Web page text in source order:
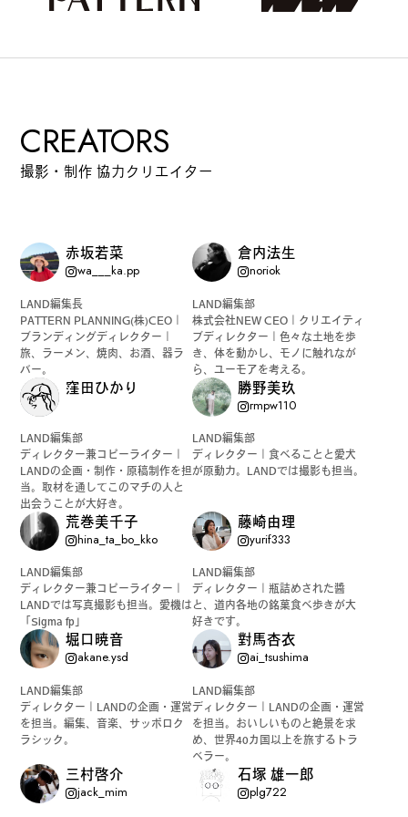
CREATORS
撮影・制作 協力クリエイター
赤坂若菜
wa___ka.pp
LAND編集長
PATTERN PLANNING(株)CEO｜
ブランディングディレクター｜
旅、ラーメン、焼肉、お酒、器ラ
バー。
倉内法生
noriok
LAND編集部
株式会社NEW CEO｜クリエイティ
ブディレクター｜色々な土地を歩
き、体を動かし、モノに触れなが
ら、ユーモアを考える。
窪田ひかり
LAND編集部
ディレクター兼コピーライター｜
LANDの企画・制作・原稿制作を担
当。取材を通してこのマチの人と
出会うことが大好き。
勝野美玖
rmpw110
LAND編集部
ディレクター｜食べることと愛犬
が原動力。LANDでは撮影も担当。
荒巻美千子
hina_ta_bo_kko
LAND編集部
ディレクター兼コピーライター｜
LANDでは写真撮影も担当。愛機は
「Sigma fp」
藤崎由理
yurif333
LAND編集部
ディレクター｜瓶詰めされた醬
と、道内各地の銘菓食べ歩きが大
好きです。
堀口暁音
akane.ysd
LAND編集部
ディレクター｜LANDの企画・運営
を担当。編集、音楽、サッポロク
ラシック。
對馬杏衣
ai_tsushima
LAND編集部
ディレクター｜LANDの企画・運営
を担当。おいしいものと絶景を求
め、世界40カ国以上を旅するトラ
ベラー。
三村啓介
jack_mim
石塚 雄一郎
plg722